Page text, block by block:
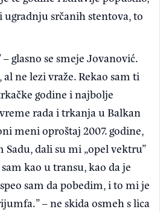
srčanih stentova, to
– glasno se smeje Jovanović.
ne lezi vraže. Rekao sam ti
godine i najbolje
rada i trkanja u Balkan
meni oproštaj 2007. godine,
dali su mi „opel vektru”
kao u transu, kao da je
sam da pobedim, i to mi je
– ne skida osmeh s lica